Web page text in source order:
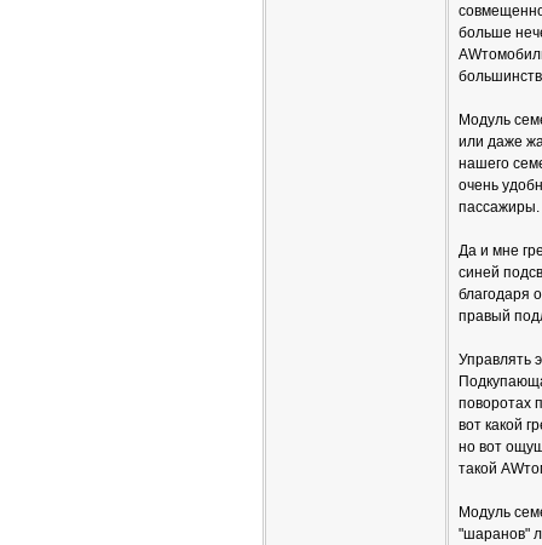
больше
Модуль
или даже
нашего
очень
пассажиры.
Да и мне
синей
благодаря
правый
Управлять
поворотах
вот какой
но вот
такой
Модуль
"шаранов"